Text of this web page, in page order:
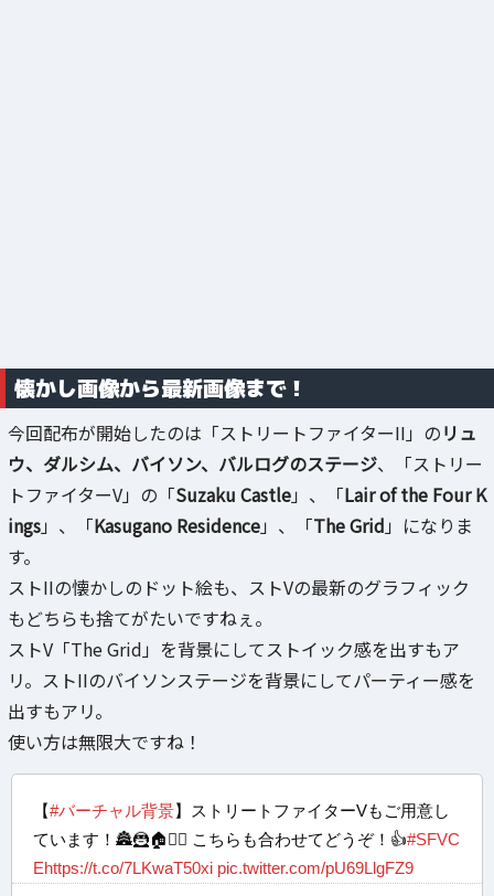
懐かし画像から最新画像まで！
今回配布が開始したのは「ストリートファイターII」のリュ
ウ、ダルシム、バイソン、バルログのステージ、「ストリー
トファイターV」の「Suzaku Castle」、「Lair of the Four K
ings」、「Kasugano Residence」、「The Grid 」になりま
す。
ストIIの懐かしのドット絵も、ストVの最新のグラフィック
もどちらも捨てがたいですねぇ。
ストV「The Grid」を背景にしてストイック感を出すもア
リ。ストIIのバイソンステージを背景にしてパーティー感を
出すもアリ。
使い方は無限大ですね！
【#バーチャル背景】ストリートファイターVもご用意し
ています！🏯🦹🏠🤼‍♂️ こちらも合わせてどうぞ！👍#SFVC
Ehttps://t.co/7LKwaT50xi pic.twitter.com/pU69LlgFZ9